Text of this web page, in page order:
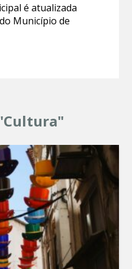
é atualizada
Município de